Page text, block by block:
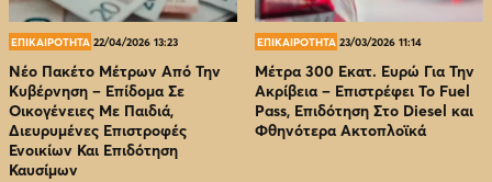
ΕΠΙΚΑΙΡΟΤΗΤΑ 22/04/2026 13:23
Νέο Πακέτο Μέτρων Από Την
Κυβέρνηση – Επίδομα Σε
Οικογένειες Με Παιδιά,
Διευρυμένες Επιστροφές
Ενοικίων Και Επιδότηση
Καυσίμων
ΕΠΙΚΑΙΡΟΤΗΤΑ 23/03/2026 11:14
Μέτρα 300 Εκατ. Ευρώ Για Την
Ακρίβεια – Επιστρέφει Το Fuel
Pass, Επιδότηση Στο Diesel και
Φθηνότερα Ακτοπλοϊκά